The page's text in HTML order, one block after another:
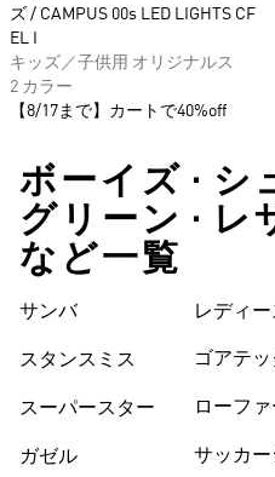
ズ / CAMPUS 00s LED LIGHTS CF
EL I
キッズ／子供用 オリジナルス
2 カラー
【8/17まで】カートで40%off
ボーイズ • シ
グリーン • レ
など一覧
サンバ
スタンスミス
スーパースター
ガゼル
レディー
ゴアテッ
ローファ
サッカ